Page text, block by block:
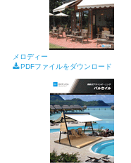
メロディー
PDFファイルをダウンロード